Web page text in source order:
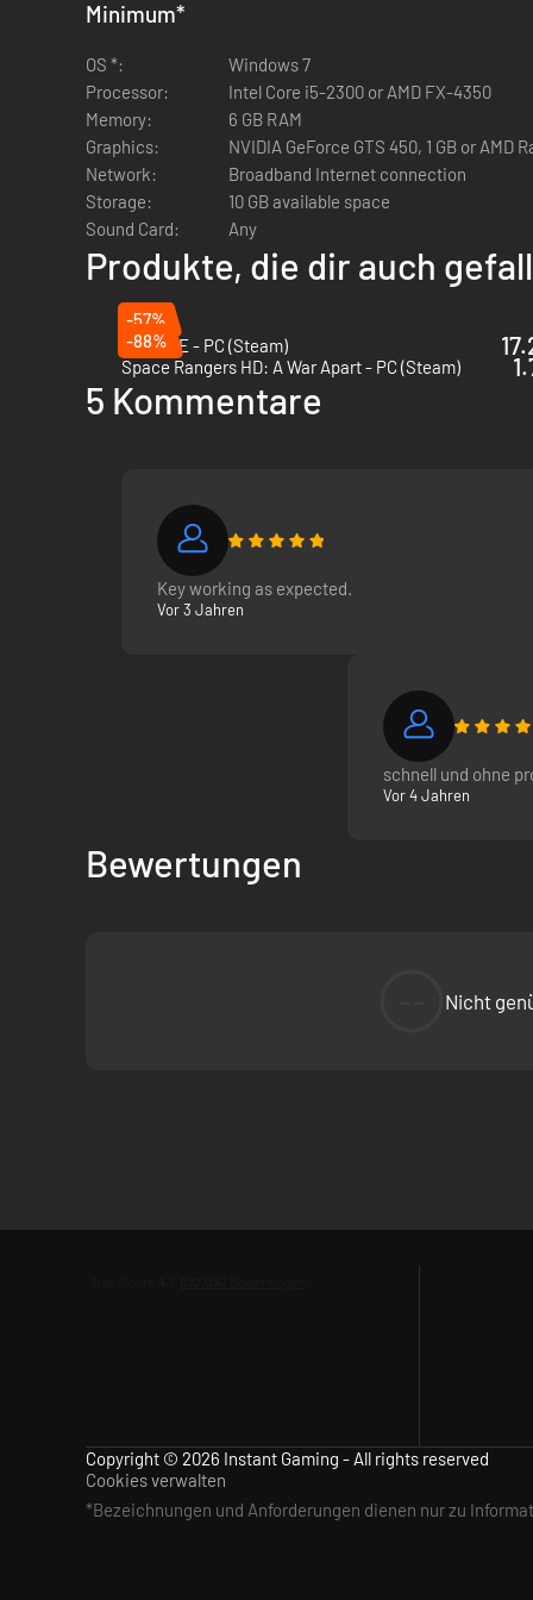
Red Solstice 2: Survivors, das alleine oder mit bis zu
Planung und sorgt so für ein SciFi-Erlebnis, das
KEY FEATURES
Red Solstice 2: Survivors setzt auf die klassische
Spieler in proaktiven Aktionen üben, dazu gehören
Überlebensstrategie:
Red Solstice 2: Survivors
sich mit der Zeit erweiternden Kampagne und
Erforsche Technologien:
Erforsche und verbessere
Taktisches Echtzeit-Schlachtfeld:
Kämpfe in
Über 15 Hauptmissionen und
Wähle zwischen 6 Klassen,
Tritt Kampagnen und
Mächtige Waffen:Setze Massenvernichtungswaffen
Minimum*
OS *:
Windows 7
Processor:
Intel Core i5-2300 or AMD FX-4350
Memory:
6 GB RAM
Graphics:
NVIDIA GeForce GTS 450, 1 GB or AMD
Network:
Broadband Internet connection
Storage:
10 GB available space
Sound Card:
Any
Produkte, die dir auch
-57%
MENACE - PC (Steam)
-88%
Space Rangers HD: A War Apart - PC (Steam)
5 Kommentare
Key working as expected.
Vor 3 Jahren
schnell und ohne
Vor 4 Jahren
Bewertungen
Nicht
Copyright © 2026 Instant Gaming - All rights reserved
Cookies verwalten
*Bezeichnungen und Anforderungen dienen nur zu